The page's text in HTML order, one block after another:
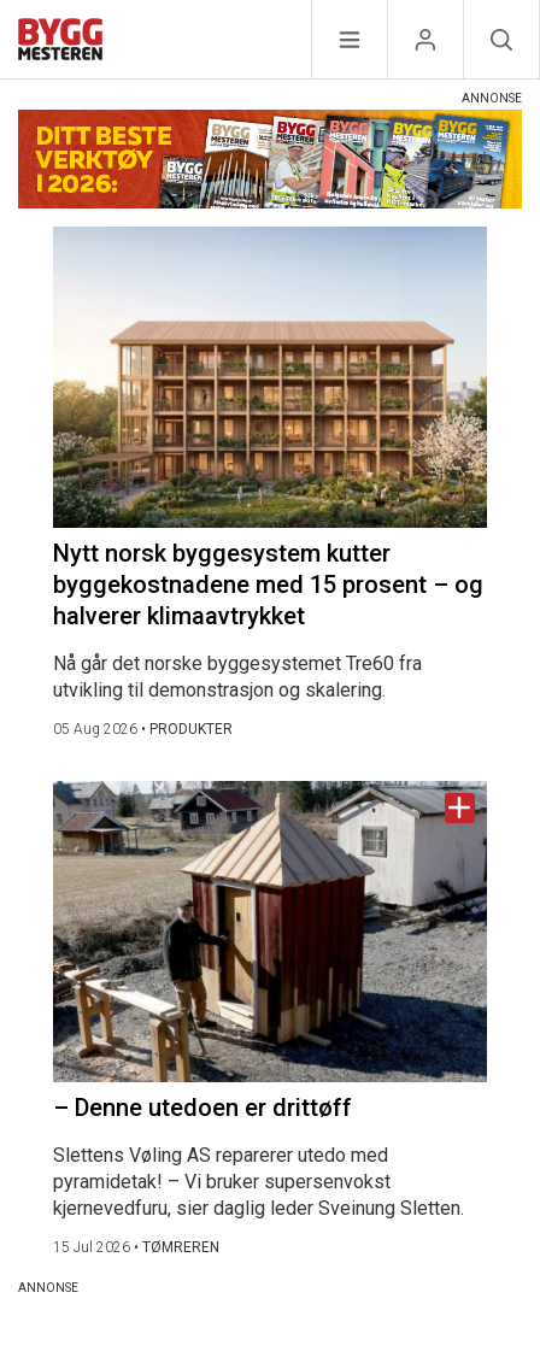
Nytt norsk byggesystem kutter
byggekostnadene med 15 prosent – og
halverer klimaavtrykket
Nå går det norske byggesystemet Tre60 fra
utvikling til demonstrasjon og skalering.
05 Aug 2026 • PRODUKTER
– Denne utedoen er drittøff
Slettens Vøling AS reparerer utedo med
pyramidetak! – Vi bruker supersenvokst
kjernevedfuru, sier daglig leder Sveinung Sletten.
15 Jul 2026 • TØMREREN